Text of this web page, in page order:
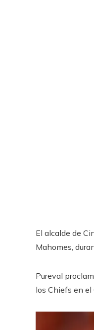
El alcalde de
Mahomes,
Pureval
los Chiefs en el